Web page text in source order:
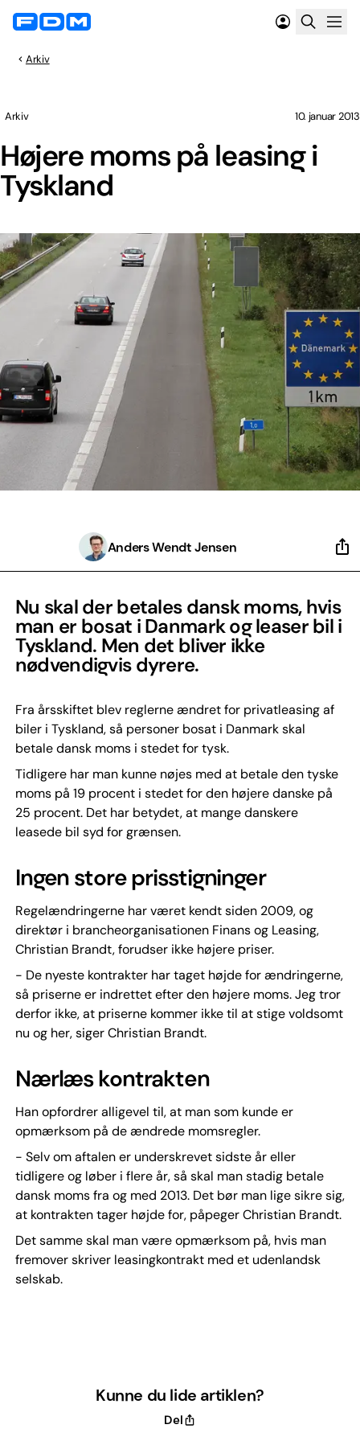
Arkiv
Højere moms på leasing i
Tyskland
Arkiv 10. januar 2013
Anders Wendt Jensen
Nu skal der betales dansk moms, hvis
man er bosat i Danmark og leaser bil i
Tyskland. Men det bliver ikke
nødvendigvis dyrere.
Fra årsskiftet blev reglerne ændret for privatleasing af
biler i Tyskland, så personer bosat i Danmark skal
betale dansk moms i stedet for tysk.
Tidligere har man kunne nøjes med at betale den tyske
moms på 19 procent i stedet for den højere danske på
25 procent. Det har betydet, at mange danskere
leasede bil syd for grænsen.
Ingen store prisstigninger
Regelændringerne har været kendt siden 2009, og
direktør i brancheorganisationen Finans og Leasing,
Christian Brandt, forudser ikke højere priser.
- De nyeste kontrakter har taget højde for ændringerne,
så priserne er indrettet efter den højere moms. Jeg tror
derfor ikke, at priserne kommer ikke til at stige voldsomt
nu og her, siger Christian Brandt.
Nærlæs kontrakten
Han opfordrer alligevel til, at man som kunde er
opmærksom på de ændrede momsregler.
- Selv om aftalen er underskrevet sidste år eller
tidligere og løber i flere år, så skal man stadig betale
dansk moms fra og med 2013. Det bør man lige sikre sig,
at kontrakten tager højde for, påpeger Christian Brandt.
Det samme skal man være opmærksom på, hvis man
fremover skriver leasingkontrakt med et udenlandsk
selskab.
Kunne du lide artiklen?
Del